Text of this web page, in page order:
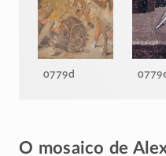
0779d
O mosaico de